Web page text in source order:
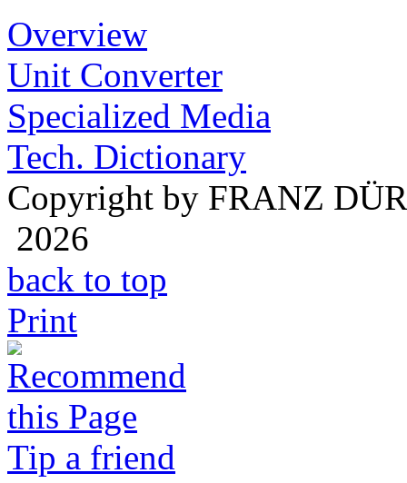
Overview
Unit Converter
Specialized Media
Tech. Dictionary
Copyright by FRANZ
2026
back to top
Print
Tip a friend